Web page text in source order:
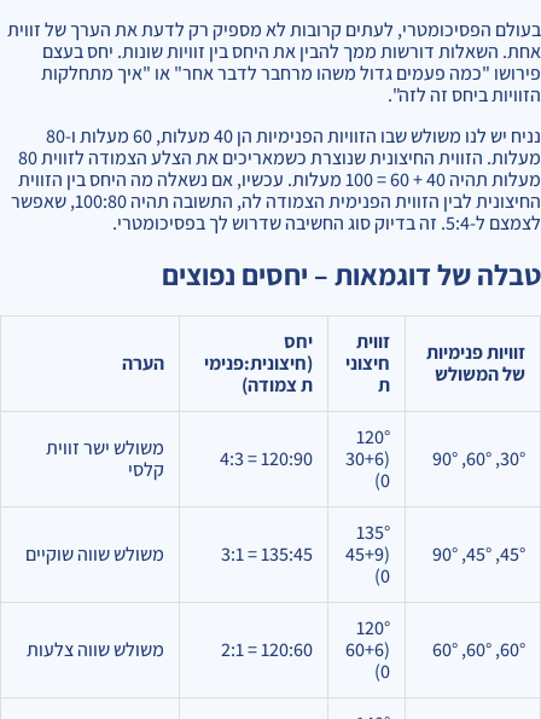
בעולם הפסיכומטרי, לעתים קרובות לא מספיק רק לדעת את הערך של זווית
אחת. השאלות דורשות ממך להבין את היחס בין זוויות שונות. יחס בעצם
פירושו "כמה פעמים גדול משהו מרחבר לדבר אחר" או "איך מתחלקות
הזוויות ביחס זה לזה".
נניח יש לנו משולש שבו הזוויות הפנימיות הן 40 מעלות, 60 מעלות ו-80
מעלות. הזווית החיצונית שנוצרת כשמאריכים את הצלע הצמודה לזווית 80
מעלות תהיה 40 + 60 = 100 מעלות. עכשיו, אם נשאלה מה היחס בין הזווית
החיצונית לבין הזווית הפנימית הצמודה לה, התשובה תהיה 100:80, שאפשר
לצמצם ל-5:4. זה בדיוק סוג החשיבה שדרוש לך בפסיכומטרי.
טבלה של דוגמאות – יחסים נפוצים
זוויות פנימיות
של המשולש
זווית
חיצוני
ת
יחס
(חיצונית:פנימי
ת צמודה)
הערה
30°, 60°, 90°
120°
(30+6
0)
120:90 = 4:3
משולש ישר זווית
קלסי
45°, 45°, 90°
135°
(45+9
0)
135:45 = 3:1 משולש שווה שוקיים
60°, 60°, 60°
120°
(60+6
0)
120:60 = 2:1 משולש שווה צלעות